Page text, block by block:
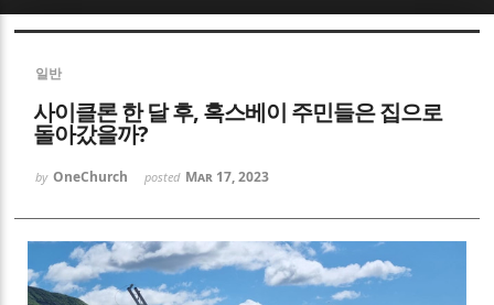
일반
사이클론 한 달 후, 혹스베이 주민들은 집으로
돌아갔을까?
by OneChurch posted Mar 17, 2023
Sketchbook5, 스케치북5
Sketchbook5, 스케치북5